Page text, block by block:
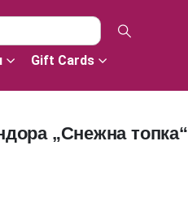
Gift Cards
„Снежна топка“